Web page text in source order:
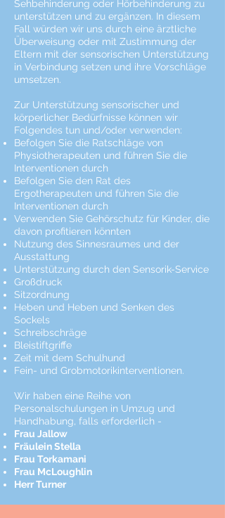
Sehbehinderung oder Hörbehinderung zu
unterstützen und zu ergänzen. In diesem
Fall würden wir uns durch eine ärztliche
Überweisung oder mit Zustimmung der
Eltern mit der sensorischen Unterstützung
in Verbindung setzen und ihre Vorschläge
umsetzen.
Zur Unterstützung sensorischer und
körperlicher Bedürfnisse können wir
Folgendes tun und/oder verwenden:
Befolgen Sie die Ratschläge von
Physiotherapeuten und führen Sie die
Interventionen durch
Befolgen Sie den Rat des
Ergotherapeuten und führen Sie die
Interventionen durch
Verwenden Sie Gehörschutz für Kinder, die
davon profitieren könnten
Nutzung des Sinnesraumes und der
Ausstattung
Unterstützung durch den Sensorik-Service
Großdruck
Sitzordnung
Heben und Heben und Senken des
Sockels
Schreibschräge
Bleistiftgriffe
Zeit mit dem Schulhund
Fein- und Grobmotorikinterventionen.
Wir haben eine Reihe von
Personalschulungen in Umzug und
Handhabung, falls erforderlich -
Frau Jallow
Fräulein Stella
Frau Torkamani
Frau McLoughlin
Herr Turner